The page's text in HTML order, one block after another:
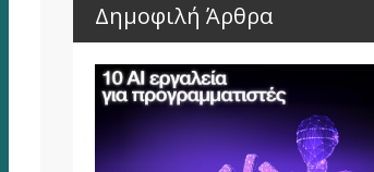
Δημοφιλή Άρθρα